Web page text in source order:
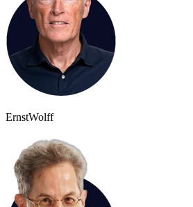
ErnstWolff